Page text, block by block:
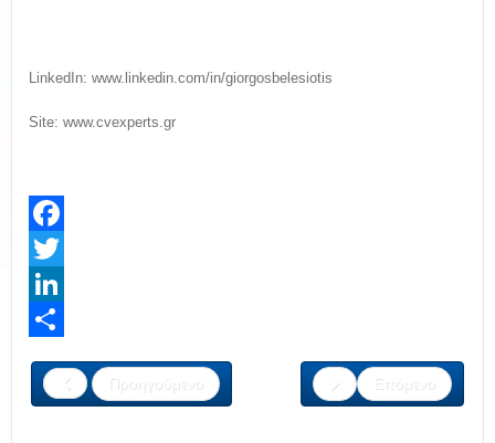
LinkedIn: www.linkedin.com/in/giorgosbelesiotis
Site: www.cvexperts.gr
Facebook
Twitter
LinkedIn
Προηγούμενο
Επόμενο